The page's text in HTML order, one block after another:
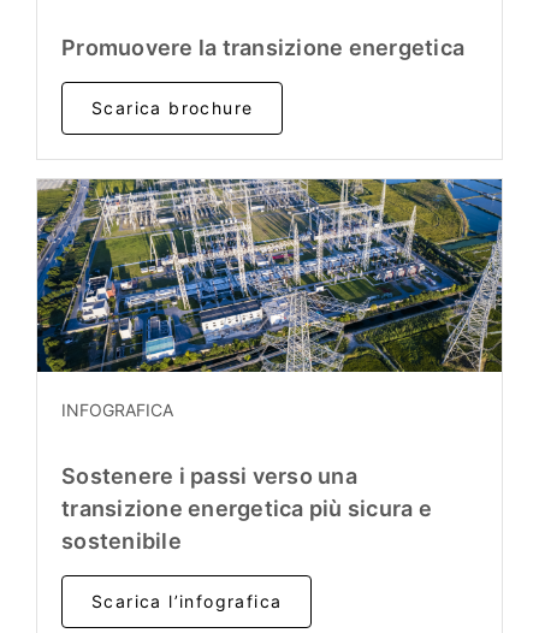
Promuovere la transizione energetica
Scarica brochure
INFOGRAFICA
Sostenere i passi verso una
transizione energetica più sicura e
sostenibile
Scarica l’infografica